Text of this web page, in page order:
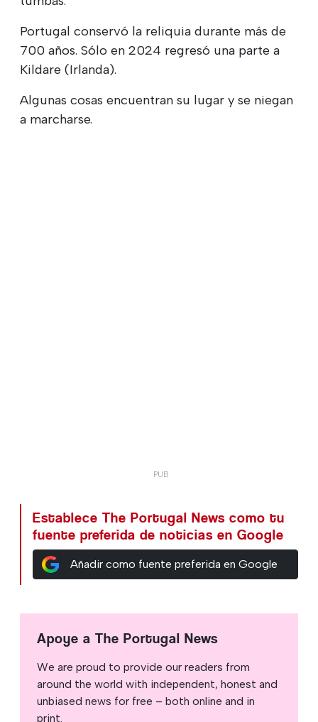
Portugal conservó la reliquia durante más de
700 años. Sólo en 2024 regresó una parte a
Kildare (Irlanda).
Algunas cosas encuentran su lugar y se niegan
a marcharse.
Establece The Portugal News como tu
fuente preferida de noticias en Google
Añadir como fuente preferida en Google
Apoye a The Portugal News
We are proud to provide our readers from
around the world with independent, honest and
unbiased news for free – both online and in
print.